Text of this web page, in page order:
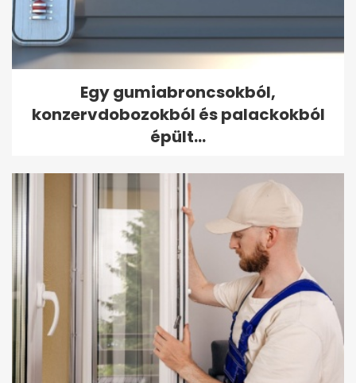
Egy gumiabroncsokból,
konzervdobozokból és palackokból
épült...